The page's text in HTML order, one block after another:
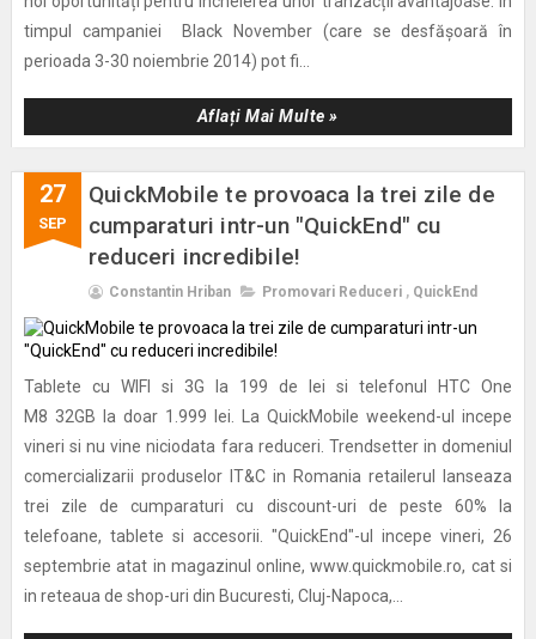
timpul campaniei Black November (care se desfășoară în
perioada 3-30 noiembrie 2014) pot fi...
Aflați Mai Multe »
27
SEP
QuickMobile te provoaca la trei zile de
cumparaturi intr-un "QuickEnd" cu
reduceri incredibile!
Constantin Hriban Promovari Reduceri , QuickEnd
Tablete cu WIFI si 3G la 199 de lei si telefonul HTC One
M8 32GB la doar 1.999 lei. La QuickMobile weekend-ul incepe
vineri si nu vine niciodata fara reduceri. Trendsetter in domeniul
comercializarii produselor IT&C in Romania retailerul lanseaza
trei zile de cumparaturi cu discount-uri de peste 60% la
telefoane, tablete si accesorii. "QuickEnd"-ul incepe vineri, 26
septembrie atat in magazinul online, www.quickmobile.ro, cat si
in reteaua de shop-uri din Bucuresti, Cluj-Napoca,...